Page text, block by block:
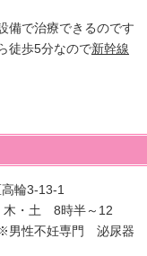
備で治療できるのです
徒歩5分なので新幹線
輪3-13-1
木・土 8時半～12
男性不妊専門 泌尿器